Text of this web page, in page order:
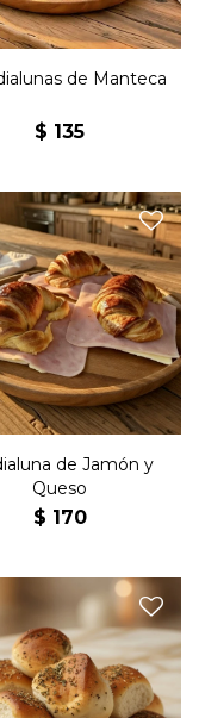
de Manteca
$ 135
grande rellena de
queso y manteca.
de Jamón y
Queso
$ 170
saborizados de
orégano.